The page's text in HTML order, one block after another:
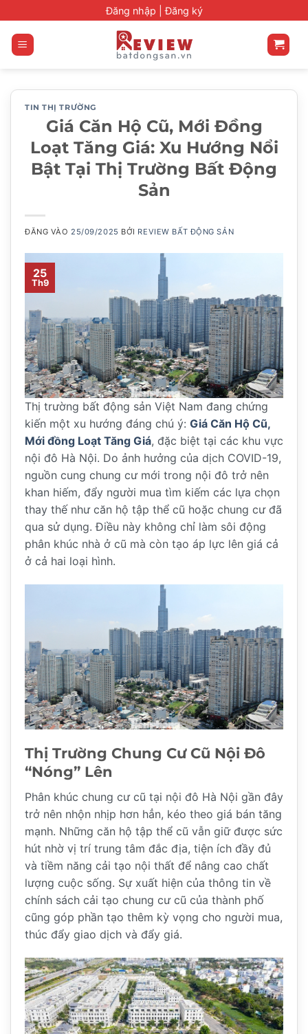
qua
nội
dung
Đăng nhập | Đăng ký
TIN THỊ TRƯỜNG
Giá Căn Hộ Cũ, Mới Đồng
Loạt Tăng Giá: Xu Hướng Nổi
Bật Tại Thị Trường Bất Động
Sản
ĐĂNG VÀO 25/09/2025 BỞI REVIEW BẤT ĐỘNG SẢN
25
Th9
Thị trường bất động sản Việt Nam đang chứng
kiến một xu hướng đáng chú ý: Giá Căn Hộ Cũ,
Mới đồng Loạt Tăng Giá, đặc biệt tại các khu vực
nội đô Hà Nội. Do ảnh hưởng của dịch COVID-19,
nguồn cung chung cư mới trong nội đô trở nên
khan hiếm, đẩy người mua tìm kiếm các lựa chọn
thay thế như căn hộ tập thể cũ hoặc chung cư đã
qua sử dụng. Điều này không chỉ làm sôi động
phân khúc nhà ở cũ mà còn tạo áp lực lên giá cả
ở cả hai loại hình.
Thị Trường Chung Cư Cũ Nội Đô
“Nóng” Lên
Phân khúc chung cư cũ tại nội đô Hà Nội gần đây
trở nên nhộn nhịp hơn hẳn, kéo theo giá bán tăng
mạnh. Những căn hộ tập thể cũ vẫn giữ được sức
hút nhờ vị trí trung tâm đắc địa, tiện ích đầy đủ
và tiềm năng cải tạo nội thất để nâng cao chất
lượng cuộc sống. Sự xuất hiện của thông tin về
chính sách cải tạo chung cư cũ của thành phố
cũng góp phần tạo thêm kỳ vọng cho người mua,
thúc đẩy giao dịch và đẩy giá.